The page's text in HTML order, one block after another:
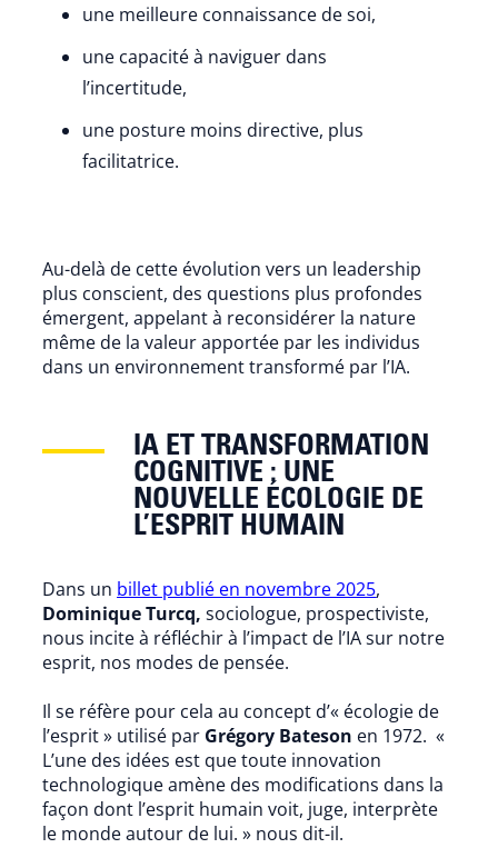
une meilleure connaissance de soi,
une capacité à naviguer dans
l’incertitude,
une posture moins directive, plus
facilitatrice.
Au-delà de cette évolution vers un leadership
plus conscient, des questions plus profondes
émergent, appelant à reconsidérer la nature
même de la valeur apportée par les individus
dans un environnement transformé par l’IA.
IA ET TRANSFORMATION
COGNITIVE : UNE
NOUVELLE ÉCOLOGIE DE
L’ESPRIT HUMAIN
Dans un billet publié en novembre 2025,
Dominique Turcq, sociologue, prospectiviste,
nous incite à réfléchir à l’impact de l’IA sur notre
esprit, nos modes de pensée.
Il se réfère pour cela au concept d’« écologie de
l’esprit » utilisé par Grégory Bateson en 1972. «
L’une des idées est que toute innovation
technologique amène des modifications dans la
façon dont l’esprit humain voit, juge, interprète
le monde autour de lui. » nous dit-il.